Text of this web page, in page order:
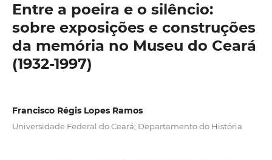
Entre a poeira e o silêncio:
sobre exposições e construções
da memória no Museu do Ceará
(1932-1997)
Francisco Régis Lopes Ramos
Universidade Federal do Ceará; Departamento do História